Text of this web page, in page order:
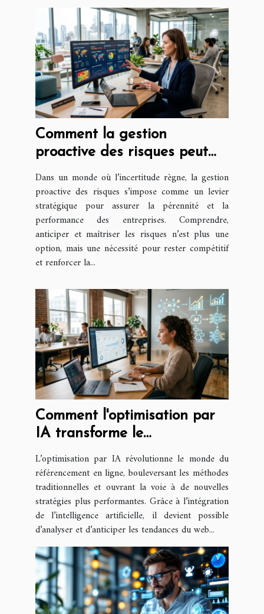
Comment la gestion
proactive des risques peut
transformer votre entreprise
?
Dans un monde où l’incertitude règne, la gestion
proactive des risques s’impose comme un levier
stratégique pour assurer la pérennité et la
performance des entreprises. Comprendre,
anticiper et maîtriser les risques n’est plus une
option, mais une nécessité pour rester compétitif
et renforcer la...
Comment l'optimisation par
IA transforme le
référencement en ligne ?
L’optimisation par IA révolutionne le monde du
référencement en ligne, bouleversant les méthodes
traditionnelles et ouvrant la voie à de nouvelles
stratégies plus performantes. Grâce à l’intégration
de l’intelligence artificielle, il devient possible
d’analyser et d’anticiper les tendances du web...